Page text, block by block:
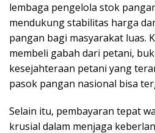
lembaga pengelola stok
mendukung stabilitas harga
pangan bagi masyarakat luas.
membeli gabah dari petani,
kesejahteraan petani yang
pasok pangan nasional bisa
Selain itu, pembayaran tepat
krusial dalam menjaga